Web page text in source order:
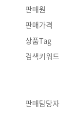
판매원
판매가격
상품Tag
검색키워드
판매담당자